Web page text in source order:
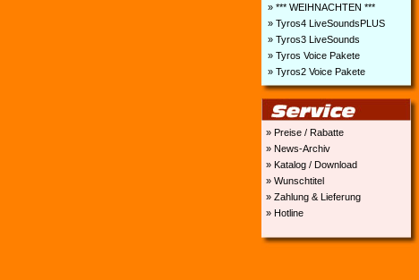
» *** WEIHNACHTEN ***
» Tyros4 LiveSoundsPLUS
» Tyros3 LiveSounds
» Tyros Voice Pakete
» Tyros2 Voice Pakete
» Preise / Rabatte
» News-Archiv
» Katalog / Download
» Wunschtitel
» Zahlung & Lieferung
» Hotline